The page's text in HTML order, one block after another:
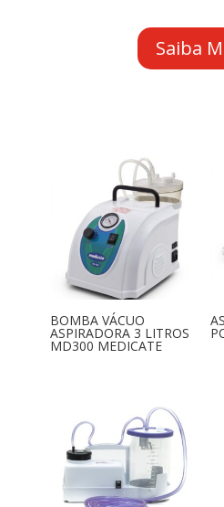
Saiba
BOMBA VÁCUO
ASPIRADORA 3 LITROS
MD300 MEDICATE